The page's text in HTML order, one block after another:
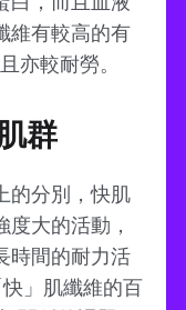
維有較高的有
亦較耐勞。
群
的分別，快肌
大的活動，
時間的耐力活
」肌纖維的百